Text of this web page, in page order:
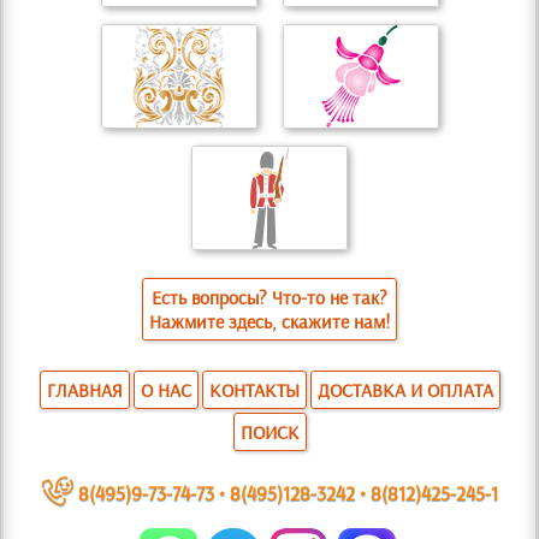
Есть вопросы? Что-то не так?
Нажмите здесь, скажите нам!
ГЛАВНАЯ О НАС КОНТАКТЫ
ДОСТАВКА И ОПЛАТА
ПОИСК
~ 8(495)9-73-74-73•8(495)128-3242•8(812)425-245-1